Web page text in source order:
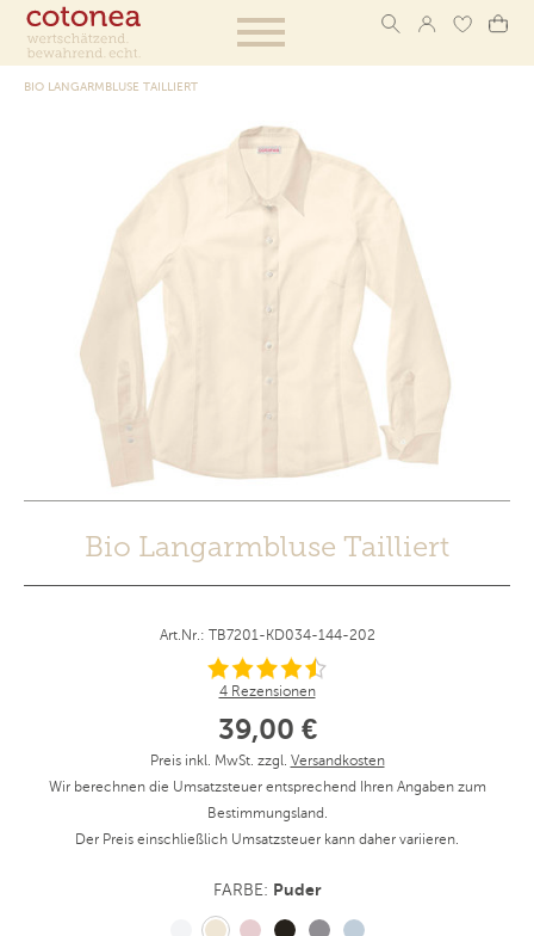
BIO LANGARMBLUSE TAILLIERT
Bio Langarmbluse Tailliert
Art.Nr.: TB7201-KD034-144-202
4 Rezensionen
39,00 €
Preis inkl. MwSt. zzgl. Versandkosten
Wir berechnen die Umsatzsteuer entsprechend Ihren Angaben zum
Bestimmungsland.
Der Preis einschließlich Umsatzsteuer kann daher variieren.
FARBE: Puder